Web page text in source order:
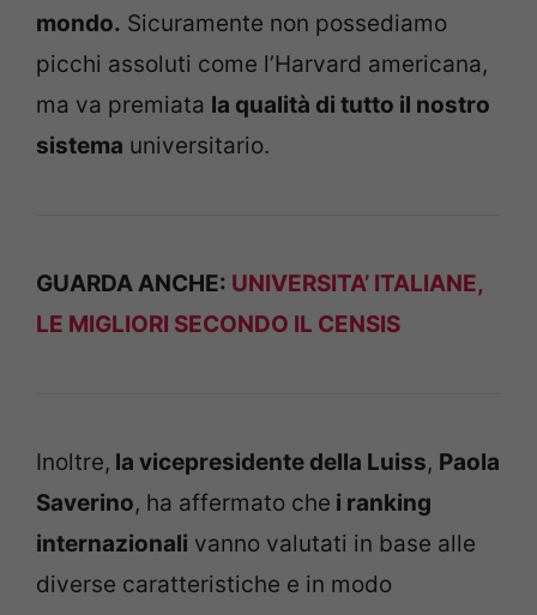
mondo. Sicuramente non possediamo
picchi assoluti come l’Harvard americana,
ma va premiata la qualità di tutto il nostro
sistema universitario.
GUARDA ANCHE: UNIVERSITA’ ITALIANE,
LE MIGLIORI SECONDO IL CENSIS
Inoltre, la vicepresidente della Luiss, Paola
Saverino, ha affermato che i ranking
internazionali vanno valutati in base alle
diverse caratteristiche e in modo